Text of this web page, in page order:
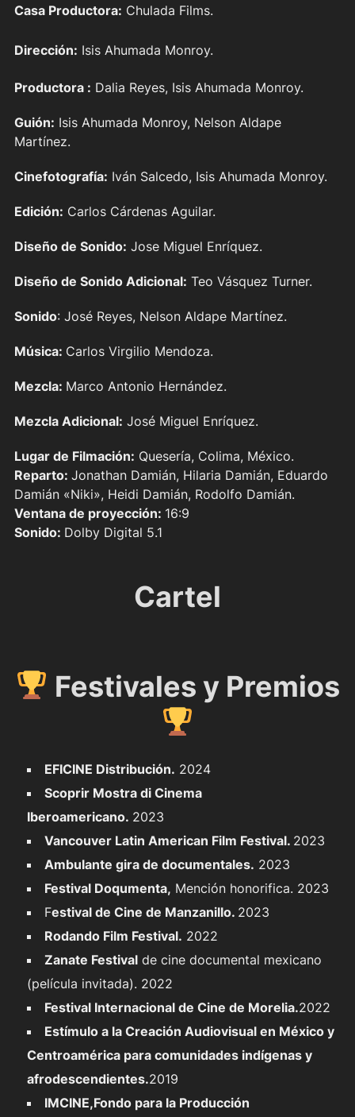
Casa Productora: Chulada Films.
Dirección: Isis Ahumada Monroy.
Productora : Dalia Reyes, Isis Ahumada Monroy.
Guión: Isis Ahumada Monroy, Nelson Aldape
Martínez.
Cinefotografía: Iván Salcedo, Isis Ahumada Monroy.
Edición: Carlos Cárdenas Aguilar.
Diseño de Sonido: Jose Miguel Enríquez.
Diseño de Sonido Adicional: Teo Vásquez Turner.
Sonido: José Reyes, Nelson Aldape Martínez.
Música: Carlos Virgilio Mendoza.
Mezcla: Marco Antonio Hernández.
Mezcla Adicional: José Miguel Enríquez.
Lugar de Filmación: Quesería, Colima, México.
Reparto: Jonathan Damián, Hilaria Damián, Eduardo
Damián «Niki», Heidi Damián, Rodolfo Damián.
Ventana de proyección: 16:9
Sonido: Dolby Digital 5.1
Cartel
Festivales y Premios
EFICINE Distribución. 2024
Scoprir Mostra di Cinema
Iberoamericano. 2023
Vancouver Latin American Film Festival. 2023
Ambulante gira de documentales. 2023
Festival Doqumenta, Mención honorifica. 2023
Festival de Cine de Manzanillo. 2023
Rodando Film Festival. 2022
Zanate Festivalde cine documental mexicano
(película invitada). 2022
Festival Internacional de Cine de Morelia.2022
Estímulo a la Creación Audiovisual en México y
Centroamérica para comunidades indígenas y
afrodescendientes.2019
IMCINE,Fondo para la Producción